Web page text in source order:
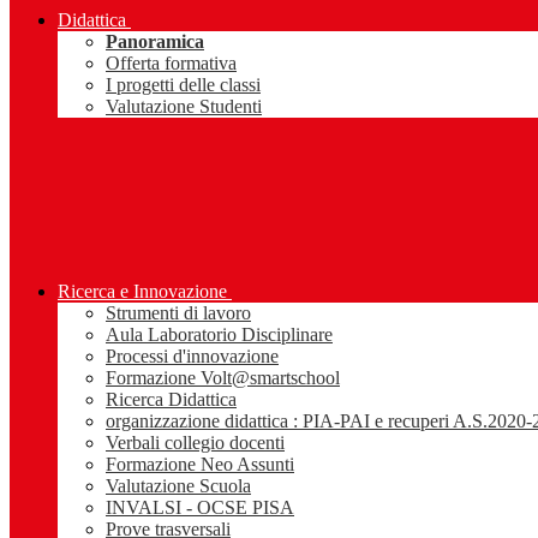
Didattica
Panoramica
Offerta formativa
I progetti delle classi
Valutazione Studenti
Ricerca e Innovazione
Strumenti di lavoro
Aula Laboratorio Disciplinare
Processi d'innovazione
Formazione Volt@smartschool
Ricerca Didattica
organizzazione didattica : PIA-PAI e recuperi A.S.2020-
Verbali collegio docenti
Formazione Neo Assunti
Valutazione Scuola
INVALSI - OCSE PISA
Prove trasversali